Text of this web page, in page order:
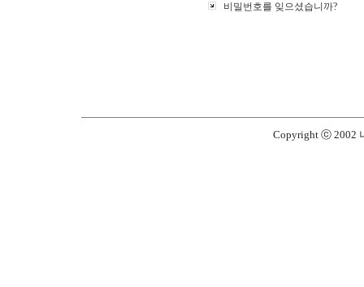
비밀번호를 잊으셨습니까?
Copyright ⓒ 2002